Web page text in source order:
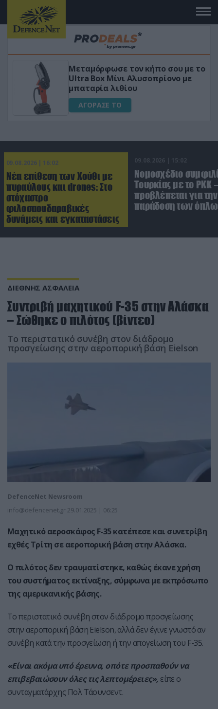
Μεταμόρφωσε τον κήπο σου με το
Ultra Box Μίνι Αλυσοπρίονο με
μπαταρία λιθίου
ΑΓΟΡΑΣΕ ΤΟ
09.08.2026 | 16:02
Νέα επίθεση των Χούθι με
πυραύλους και drones: Στο
στόχαστρο
φιλοσαουδαραβικές
δυνάμεις και εγκαταστάσεις
09.08.2026 | 15:02
Νομοσχέδιο
Τουρκίας με το ΡΚΚ
προβλέπεται για την
παράδοση των
ΔΙΕΘΝΗΣ ΑΣΦΑΛΕΙΑ
Συντριβή μαχητικού F-35 στην Αλάσκα
– Σώθηκε ο πιλότος (βίντεο)
Το περιστατικό συνέβη στον διάδρομο
προσγείωσης στην αεροπορική βάση Eielson
DefenceNet Newsroom
info@defencenet.gr 29.01.2025 | 06:25
Μαχητικό αεροσκάφος F-35κατέπεσε και συνετρίβη
εχθές Τρίτη σε αεροπορική βάση στην Αλάσκα.
Ο πιλότος δεν τραυματίστηκε, καθώς έκανε χρήση
του συστήματος εκτίναξης, σύμφωνα με εκπρόσωπο
της αμερικανικής βάσης.
Το περιστατικό συνέβη στον διάδρομο προσγείωσης
στην αεροπορική βάση Eielson, αλλά δεν έγινε γνωστό αν
συνέβη κατά την προσγείωση ή την απογείωση του F-35.
«Είναι ακόμα υπό έρευνα, οπότε προσπαθούν να
επιβεβαιώσουν όλες τις λεπτομέρειες», είπε ο
συνταγματάρχης Πολ Τάουνσεντ.